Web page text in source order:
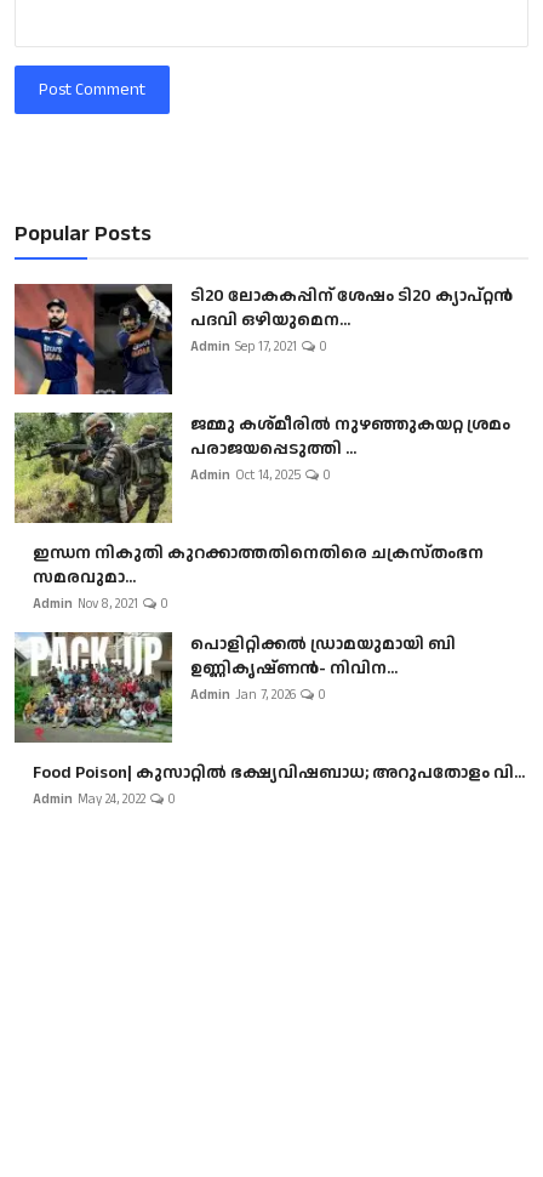
Post Comment
Popular Posts
ടി20 ലോകകപ്പിന് ശേഷം ടി20 ക്യാപ്റ്റൻ
പദവി ഒഴിയുമെന...
Admin Sep 17, 2021 0
ജമ്മു കശ്മീരിൽ നുഴഞ്ഞുകയറ്റ ശ്രമം
പരാജയപ്പെടുത്തി ...
Admin Oct 14, 2025 0
ഇന്ധന നികുതി കുറക്കാത്തതിനെതിരെ ചക്രസ്തംഭന
സമരവുമാ...
Admin Nov 8, 2021 0
പൊളിറ്റിക്കല്‍ ഡ്രാമയുമായി ബി
ഉണ്ണികൃഷ്ണന്‍- നിവിന...
Admin Jan 7, 2026 0
Food Poison| കുസാറ്റില്‍ ഭക്ഷ്യവിഷബാധ; അറുപതോളം വി...
Admin May 24, 2022 0